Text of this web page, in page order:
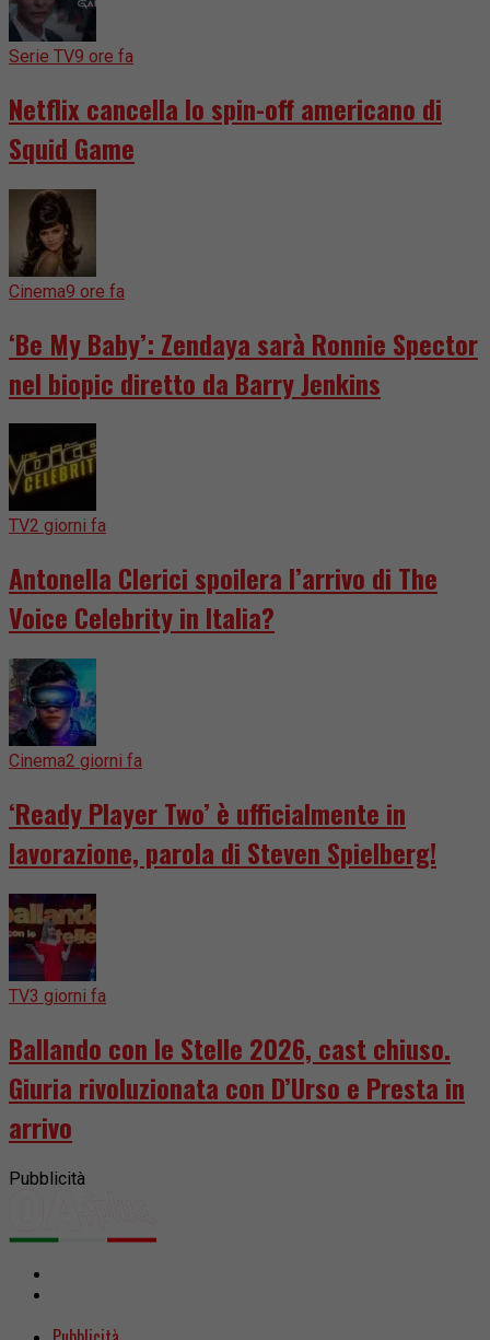
Serie TV9 ore fa
Netflix cancella lo spin-off americano di
Squid Game
Cinema9 ore fa
‘Be My Baby’: Zendaya sarà Ronnie Spector
nel biopic diretto da Barry Jenkins
TV2 giorni fa
Antonella Clerici spoilera l’arrivo di The
Voice Celebrity in Italia?
Cinema2 giorni fa
‘Ready Player Two’ è ufficialmente in
lavorazione, parola di Steven Spielberg!
TV3 giorni fa
Ballando con le Stelle 2026, cast chiuso.
Giuria rivoluzionata con D’Urso e Presta in
arrivo
Pubblicità